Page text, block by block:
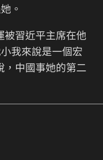
。
被習近平主席在他
我來說是一個宏
，中國事她的第二